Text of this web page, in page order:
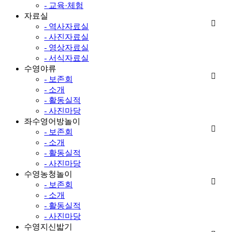
- 교육·체험
자료실
- 역사자료실
- 사진자료실
- 영상자료실
- 서식자료실
수영야류
- 보존회
- 소개
- 활동실적
- 사진마당
좌수영어방놀이
- 보존회
- 소개
- 활동실적
- 사진마당
수영농청놀이
- 보존회
- 소개
- 활동실적
- 사진마당
수영지신밟기